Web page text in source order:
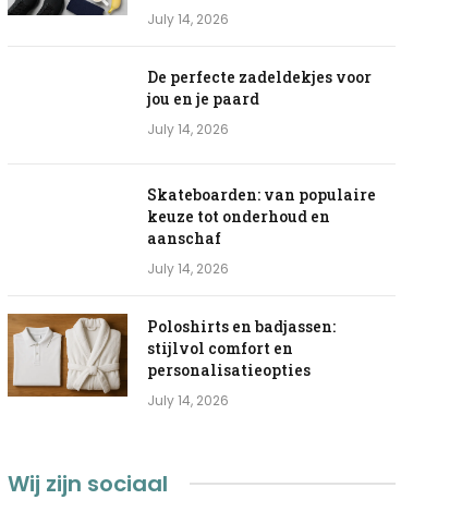
July 14, 2026
De perfecte zadeldekjes voor
jou en je paard
July 14, 2026
Skateboarden: van populaire
keuze tot onderhoud en
aanschaf
July 14, 2026
Poloshirts en badjassen:
stijlvol comfort en
personalisatieopties
July 14, 2026
Wij zijn sociaal